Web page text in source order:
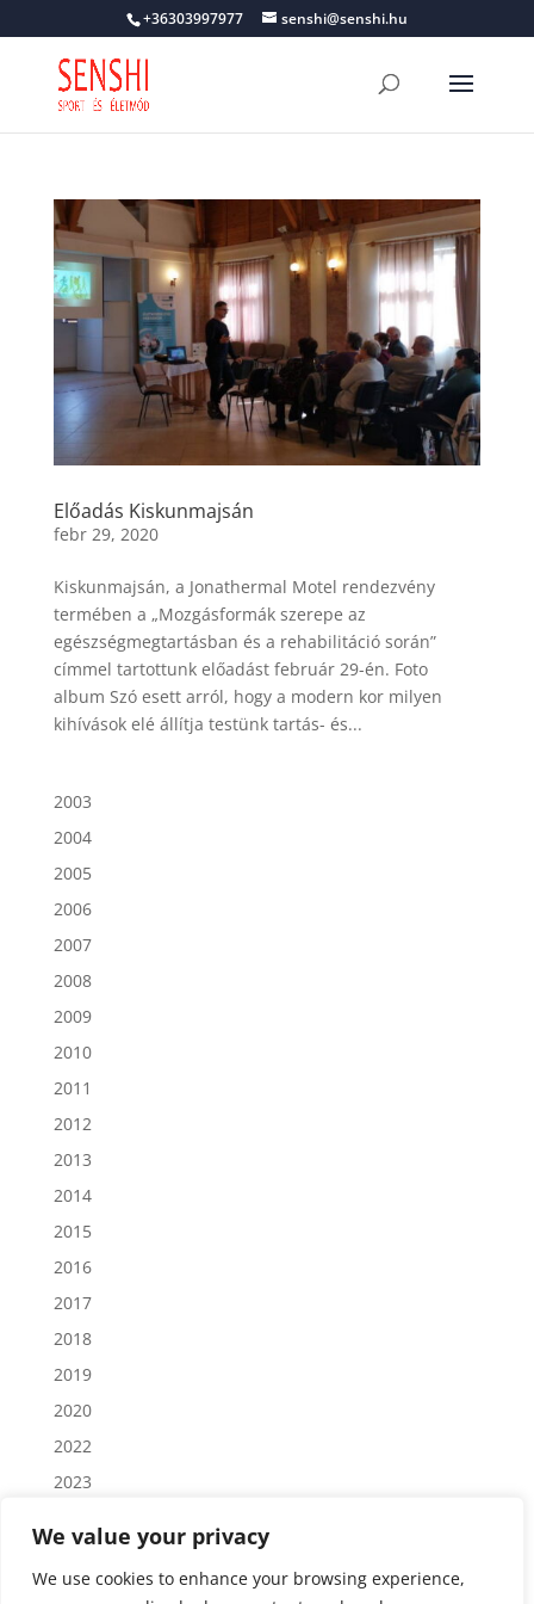
We value your privacy
We use cookies to enhance your browsing experience,
+36303997977 senshi@senshi.hu
Előadás Kiskunmajsán
febr 29, 2020
Kiskunmajsán, a Jonathermal Motel rendezvény
termében a „Mozgásformák szerepe az
egészségmegtartásban és a rehabilitáció során”
címmel tartottunk előadást február 29-én. Foto
album Szó esett arról, hogy a modern kor milyen
kihívások elé állítja testünk tartás- és...
2003
2004
2005
2006
2007
2008
2009
2010
2011
2012
2013
2014
2015
2016
2017
2018
2019
2020
2022
2023
2026